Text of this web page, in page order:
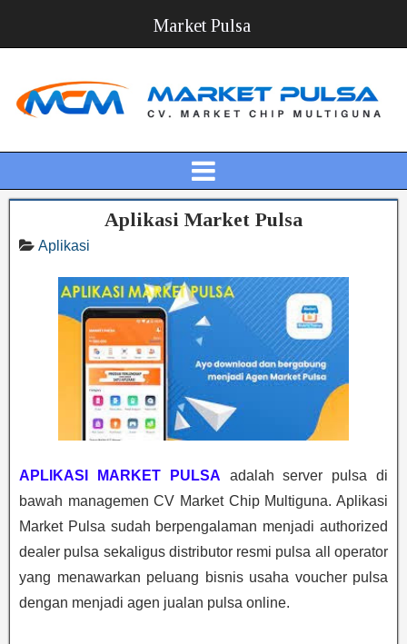
Market Pulsa
Aplikasi Market Pulsa
Aplikasi
APLIKASI MARKET PULSA adalah server pulsa di
bawah managemen CV Market Chip Multiguna. Aplikasi
Market Pulsa sudah berpengalaman menjadi authorized
dealer pulsa sekaligus distributor resmi pulsa all operator
yang menawarkan peluang bisnis usaha voucher pulsa
dengan menjadi agen jualan pulsa online.